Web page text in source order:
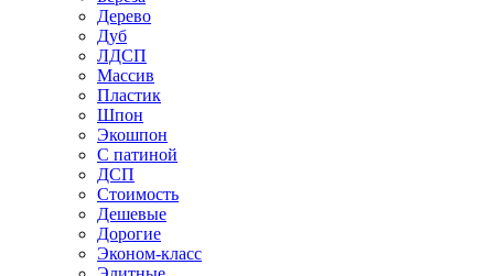
Дерево
Дуб
ЛДСП
Массив
Пластик
Шпон
Экошпон
С патиной
ДСП
Стоимость
Дешевые
Дорогие
Эконом-класс